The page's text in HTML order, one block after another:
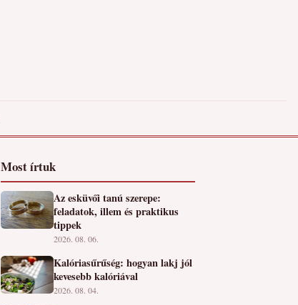
Most írtuk
Az esküvői tanú szerepe:
feladatok, illem és praktikus
tippek
2026. 08. 06.
Kalóriasűrűség: hogyan lakj jól
kevesebb kalóriával
2026. 08. 04.